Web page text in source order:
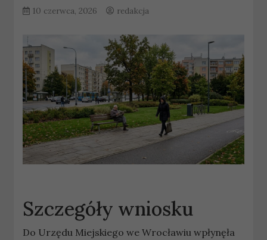
10 czerwca, 2026 redakcja
Szczegóły wniosku
Do Urzędu Miejskiego we Wrocławiu wpłynęła